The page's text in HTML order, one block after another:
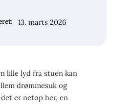
13. marts 2026
lille lyd fra stuen kan
drømmesuk og
er netop her, en